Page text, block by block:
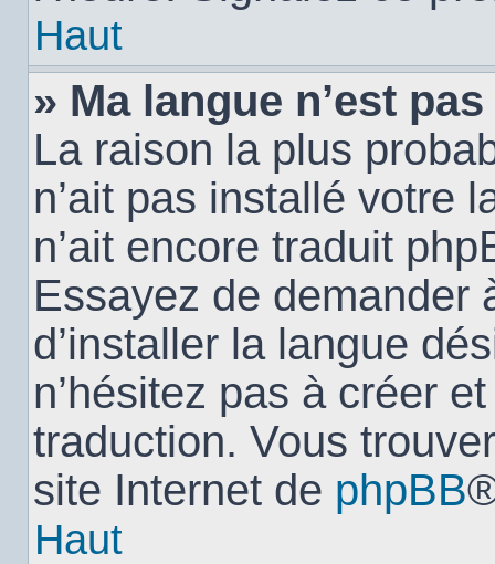
Haut
» Ma langue n’est
La raison la plus
n’ait pas installé votre
n’ait encore traduit
Essayez de demander
d’installer la langue
n’hésitez pas à créer
traduction. Vous
site Internet de phpBB
Haut